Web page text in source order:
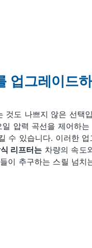
업그레이드
것도 나쁘지 않은 선택
압력 곡선을 제어하는
수 있습니다. 이러한 업
리프터는 차량의 속도
이 추구하는 스릴 넘치